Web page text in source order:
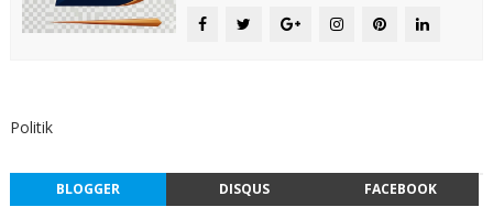
Politik
BLOGGER DISQUS FACEBOOK